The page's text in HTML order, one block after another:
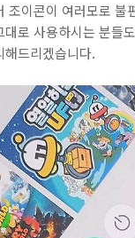
조이콘이 여러모로
로 사용하시는 분들
드리겠습니다.